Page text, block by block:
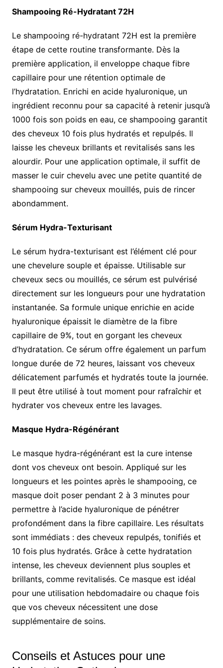
Shampooing Ré-Hydratant 72H
Le shampooing ré-hydratant 72H est la première
étape de cette routine transformante. Dès la
première application, il enveloppe chaque fibre
capillaire pour une rétention optimale de
l’hydratation. Enrichi en acide hyaluronique, un
ingrédient reconnu pour sa capacité à retenir jusqu’à
1000 fois son poids en eau, ce shampooing garantit
des cheveux 10 fois plus hydratés et repulpés. Il
laisse les cheveux brillants et revitalisés sans les
alourdir. Pour une application optimale, il suffit de
masser le cuir chevelu avec une petite quantité de
shampooing sur cheveux mouillés, puis de rincer
abondamment.
Sérum Hydra-Texturisant
Le sérum hydra-texturisant est l’élément clé pour
une chevelure souple et épaisse. Utilisable sur
cheveux secs ou mouillés, ce sérum est pulvérisé
directement sur les longueurs pour une hydratation
instantanée. Sa formule unique enrichie en acide
hyaluronique épaissit le diamètre de la fibre
capillaire de 9%, tout en gorgant les cheveux
d’hydratation. Ce sérum offre également un parfum
longue durée de 72 heures, laissant vos cheveux
délicatement parfumés et hydratés toute la journée.
Il peut être utilisé à tout moment pour rafraîchir et
hydrater vos cheveux entre les lavages.
Masque Hydra-Régénérant
Le masque hydra-régénérant est la cure intense
dont vos cheveux ont besoin. Appliqué sur les
longueurs et les pointes après le shampooing, ce
masque doit poser pendant 2 à 3 minutes pour
permettre à l’acide hyaluronique de pénétrer
profondément dans la fibre capillaire. Les résultats
sont immédiats : des cheveux repulpés, tonifiés et
10 fois plus hydratés. Grâce à cette hydratation
intense, les cheveux deviennent plus souples et
brillants, comme revitalisés. Ce masque est idéal
pour une utilisation hebdomadaire ou chaque fois
que vos cheveux nécessitent une dose
supplémentaire de soins.
Conseils et Astuces pour une